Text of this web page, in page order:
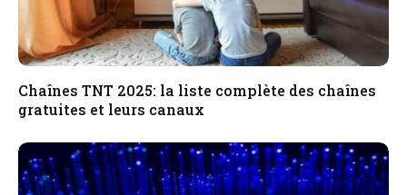
Chaînes TNT 2025: la liste complète des chaînes
gratuites et leurs canaux